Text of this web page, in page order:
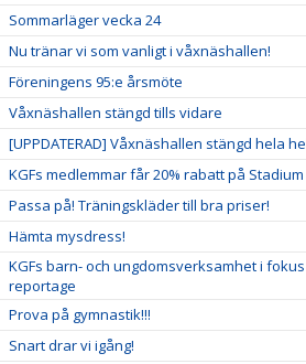
Sommarläger vecka 24
Nu tränar vi som vanligt i våxnäshallen!
Föreningens 95:e årsmöte
Våxnäshallen stängd tills vidare
[UPPDATERAD] Våxnäshallen stängd hela
KGFs medlemmar får 20% rabatt på Stadium
Passa på! Träningskläder till bra priser!
Hämta mysdress!
KGFs barn- och ungdomsverksamhet i fokus
reportage
Prova på gymnastik!!!
Snart drar vi igång!